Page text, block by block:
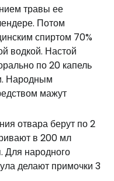
травы ее
Потом
спиртом 70%
водкой. Настой
по 20 капель
Народным
мажут
отвара берут по 2
в 200 мл
Для народного
делают примочки 3